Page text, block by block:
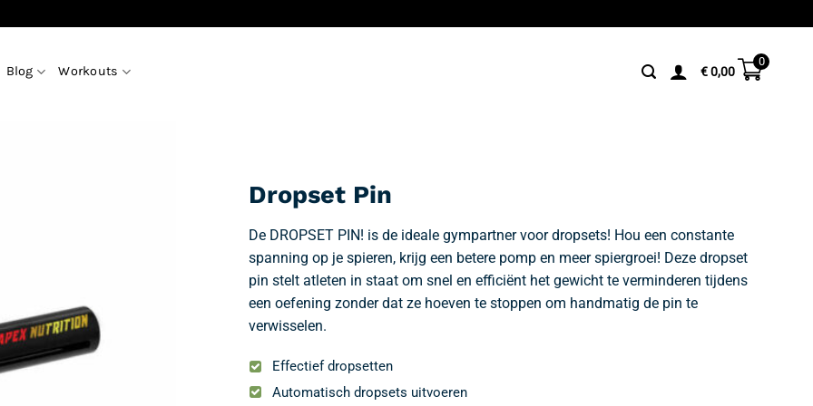
Blog Workouts €0,00
0
Dropset Pin
De DROPSET PIN! is de ideale gympartner voor dropsets! Hou een constante
spanning op je spieren, krijg een betere pomp en meer spiergroei! Deze dropset
pin stelt atleten in staat om snel en efficiënt het gewicht te verminderen tijdens
een oefening zonder dat ze hoeven te stoppen om handmatig de pin te
verwisselen.
Effectief dropsetten
Automatisch dropsets uitvoeren